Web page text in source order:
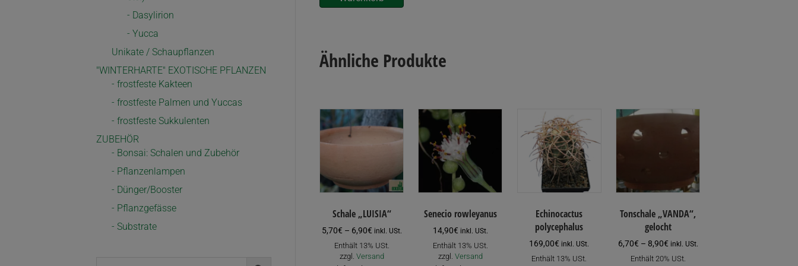
Ähnliche Produkte
Schale „LUISIA“
5,70€ – 6,90€Preisspanne:
5,70€
inkl. USt.
Enthält 13% USt.
zzgl. Versand
Senecio rowleyanus
14,90€ inkl. USt.
Enthält 13% USt.
zzgl. Versand
Echinocactus
polycephalus
169,00€ inkl. USt.
Enthält 13% USt.
Tonschale „VANDA“,
gelocht
6,70€ – 8,90€Preisspanne:
6,70€
inkl. USt.
Enthält 20% USt.
- Dasylirion
- Yucca
Unikate / Schaupflanzen
"WINTERHARTE" EXOTISCHE PFLANZEN
- frostfeste Kakteen
- frostfeste Palmen und Yuccas
- frostfeste Sukkulenten
ZUBEHÖR
- Bonsai: Schalen und Zubehör
- Pflanzenlampen
- Dünger/Booster
- Pflanzgefässe
- Substrate